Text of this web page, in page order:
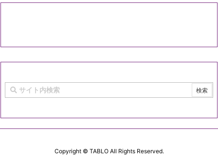
Copyright © TABLOAll Rights Reserved.